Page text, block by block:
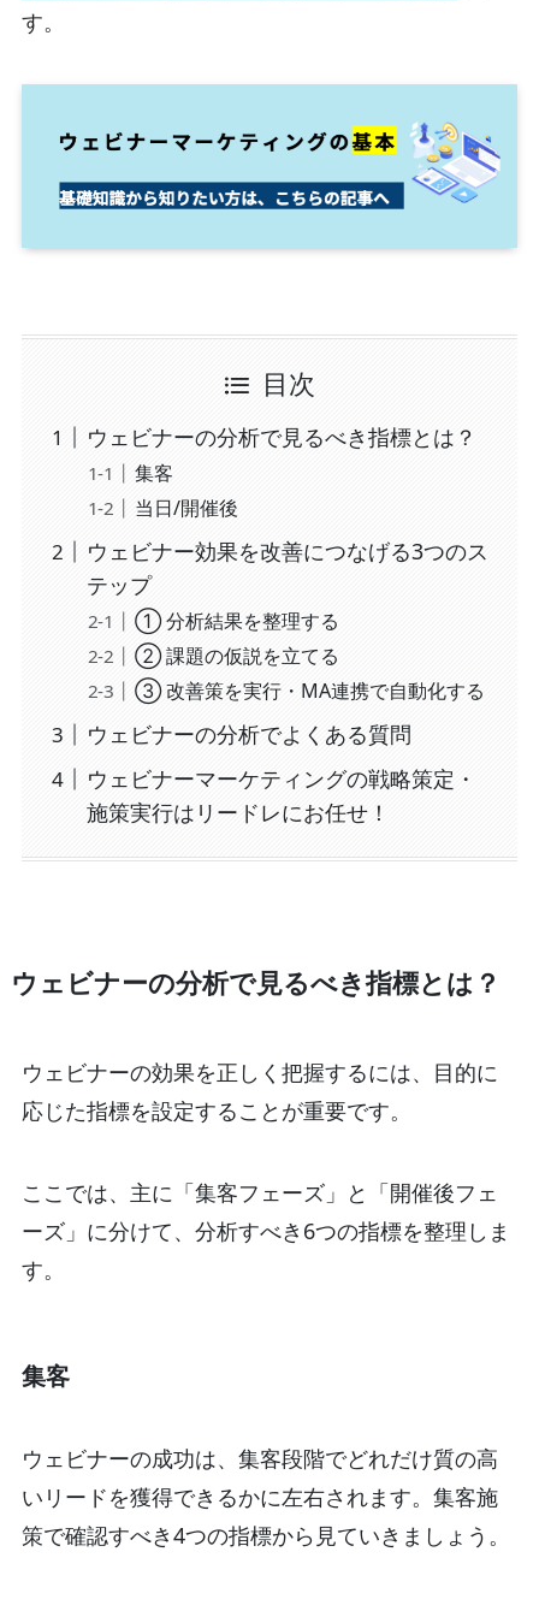
す。
目次
ウェビナーの分析で見るべき指標とは？
集客
当日/開催後
ウェビナー効果を改善につなげる3つのス
テップ
① 分析結果を整理する
② 課題の仮説を立てる
③ 改善策を実行・MA連携で自動化する
ウェビナーの分析でよくある質問
ウェビナーマーケティングの戦略策定・
施策実行はリードレにお任せ！
ウェビナーの分析で見るべき指標とは？
ウェビナーの効果を正しく把握するには、目的に
応じた指標を設定することが重要です。
ここでは、主に「集客フェーズ」と「開催後フェ
ーズ」に分けて、分析すべき6つの指標を整理しま
す。
集客
ウェビナーの成功は、集客段階でどれだけ質の高
いリードを獲得できるかに左右されます。集客施
策で確認すべき4つの指標から見ていきましょう。